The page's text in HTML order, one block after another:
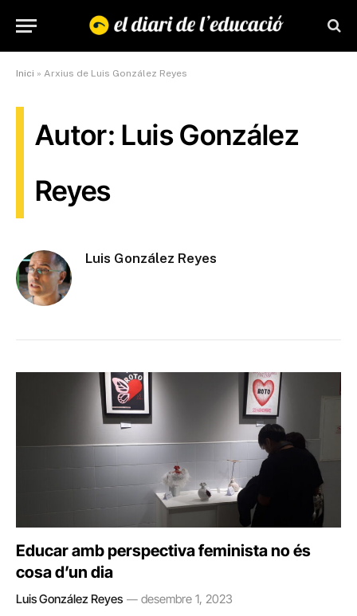
Inici » Arxius de Luis González Reyes
Autor: Luis González
Reyes
Luis González Reyes
Educar amb perspectiva feminista no és
cosa d’un dia
Luis González Reyes desembre 1, 2023